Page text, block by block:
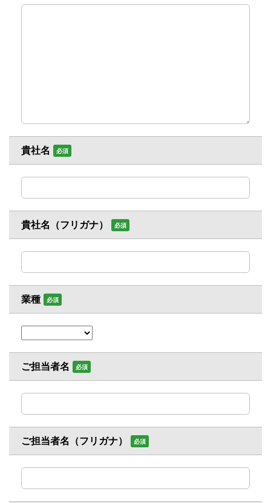
貴社名 必須
貴社名（フリガナ） 必須
業種 必須
ご担当者名 必須
ご担当者名（フリガナ） 必須